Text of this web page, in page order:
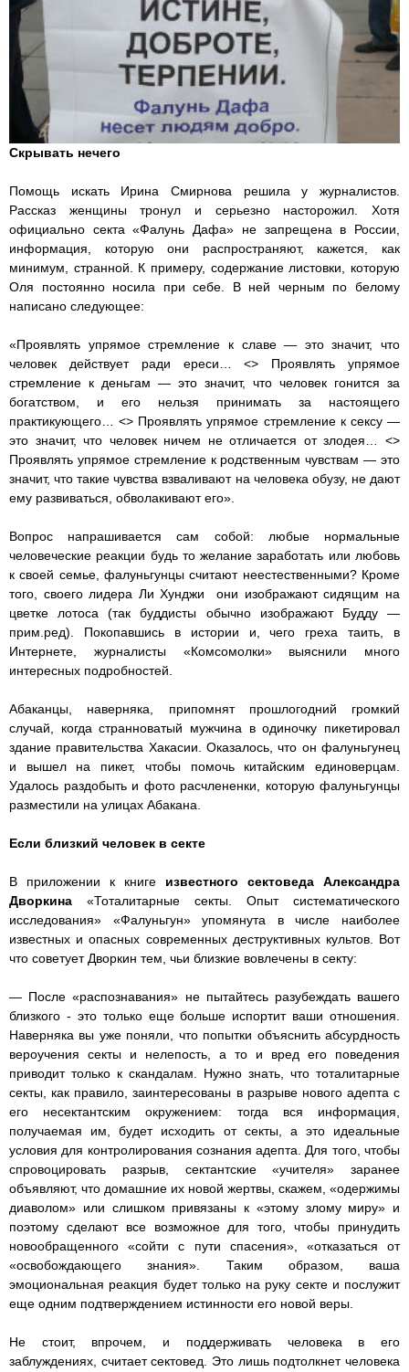
Скрывать нечего
Помощь искать Ирина Смирнова решила у журналистов.
Рассказ женщины тронул и серьезно насторожил. Хотя
официально секта «Фалунь Дафа» не запрещена в России,
информация, которую они распространяют, кажется, как
минимум, странной. К примеру, содержание листовки, которую
Оля постоянно носила при себе. В ней черным по белому
написано следующее:
«Проявлять упрямое стремление к славе — это значит, что
человек действует ради ереси… <> Проявлять упрямое
стремление к деньгам — это значит, что человек гонится за
богатством, и его нельзя принимать за настоящего
практикующего… <> Проявлять упрямое стремление к сексу —
это значит, что человек ничем не отличается от злодея… <>
Проявлять упрямое стремление к родственным чувствам — это
значит, что такие чувства взваливают на человека обузу, не дают
ему развиваться, обволакивают его».
Вопрос напрашивается сам собой: любые нормальные
человеческие реакции будь то желание заработать или любовь
к своей семье, фалуньгунцы считают неестественными? Кроме
того, своего лидера Ли Хунджи они изображают сидящим на
цветке лотоса (так буддисты обычно изображают Будду —
прим.ред). Покопавшись в истории и, чего греха таить, в
Интернете, журналисты «Комсомолки» выяснили много
интересных подробностей.
Абаканцы, наверняка, припомнят прошлогодний громкий
случай, когда странноватый мужчина в одиночку пикетировал
здание правительства Хакасии. Оказалось, что он фалуньгунец
и вышел на пикет, чтобы помочь китайским единоверцам.
Удалось раздобыть и фото расчлененки, которую фалуньгунцы
разместили на улицах Абакана.
Если близкий человек в секте
В приложении к книге известного сектоведа Александра
Дворкина «Тоталитарные секты. Опыт систематического
исследования» «Фалуньгун» упомянута в числе наиболее
известных и опасных современных деструктивных культов. Вот
что советует Дворкин тем, чьи близкие вовлечены в секту:
— После «распознавания» не пытайтесь разубеждать вашего
близкого - это только еще больше испортит ваши отношения.
Наверняка вы уже поняли, что попытки объяснить абсурдность
вероучения секты и нелепость, а то и вред его поведения
приводит только к скандалам. Нужно знать, что тоталитарные
секты, как правило, заинтересованы в разрыве нового адепта с
его несектантским окружением: тогда вся информация,
получаемая им, будет исходить от секты, а это идеальные
условия для контролирования сознания адепта. Для того, чтобы
спровоцировать разрыв, сектантские «учителя» заранее
объявляют, что домашние их новой жертвы, скажем, «одержимы
диаволом» или слишком привязаны к «этому злому миру» и
поэтому сделают все возможное для того, чтобы принудить
новообращенного «сойти с пути спасения», «отказаться от
«освобождающего знания». Таким образом, ваша
эмоциональная реакция будет только на руку секте и послужит
еще одним подтверждением истинности его новой веры.
Не стоит, впрочем, и поддерживать человека в его
заблуждениях, считает сектовед. Это лишь подтолкнет человека